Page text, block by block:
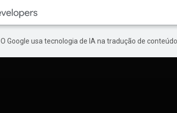
O Google usa tecnologia de IA na tradução de